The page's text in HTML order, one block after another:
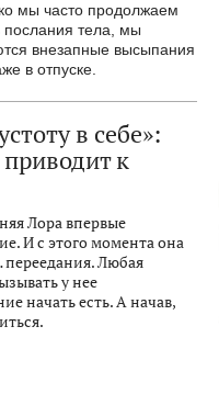
мы часто продолжаем
послания тела, мы
внезапные высыпания
в отпуске.
в себе»:
приводит к
Лора впервые
И с этого момента она
переедания. Любая
у нее
начать есть. А начав,